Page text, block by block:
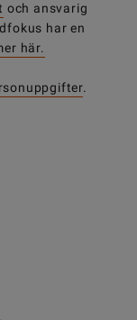
och ansvarig
har en
här.
.